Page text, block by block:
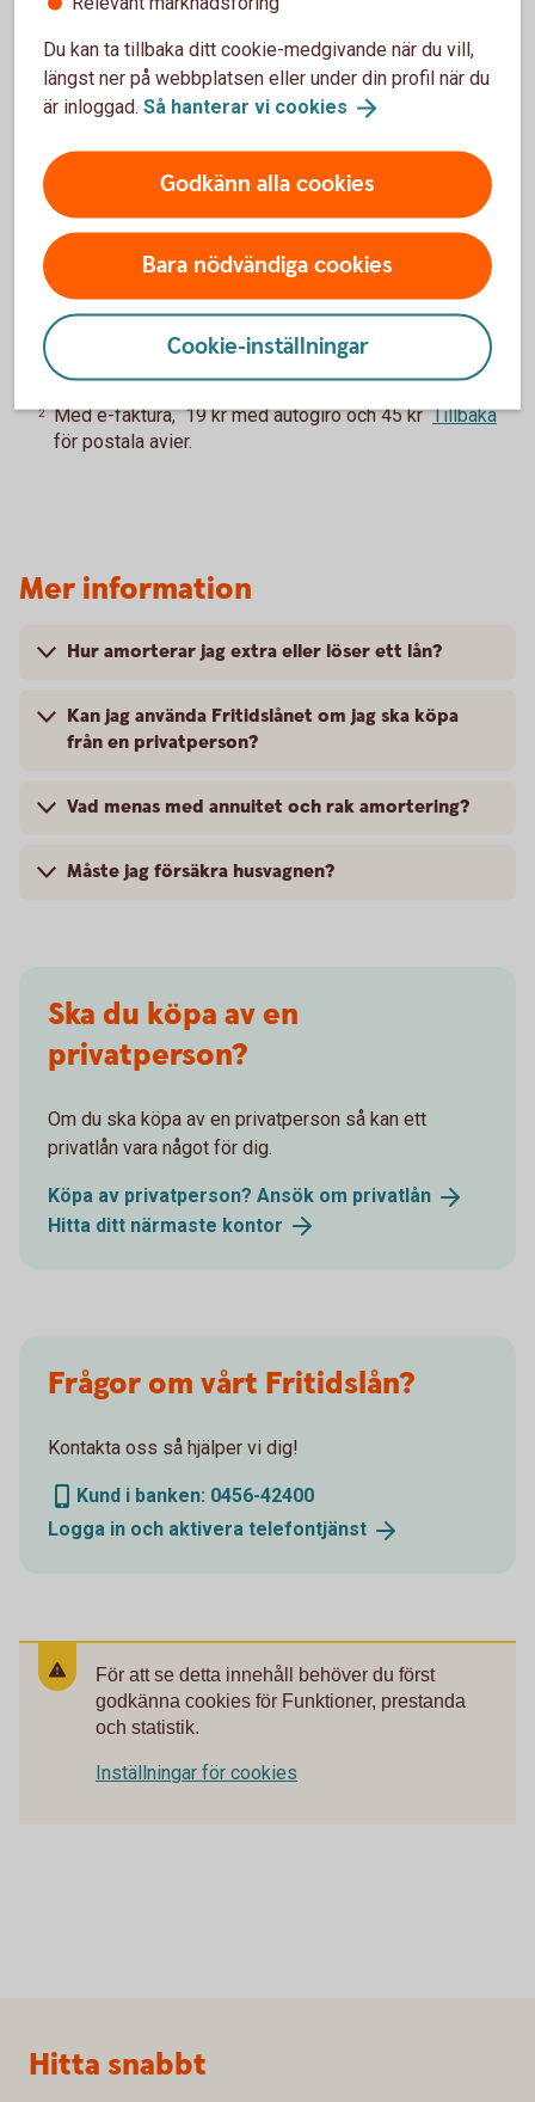
Uppläggningsavgift Nyckelkund
350 kr 1
Uppläggningsavgift
Aviseringsavgift
0 kr
1 Avgiften gäller om du är Nyckelkund. Tillbaka
2
Med e-faktura, 19 kr med autogiro och 45 kr
för postala avier.
Tillbaka
Mer information
Hur amorterar jag extra eller löser ett lån?
Kan jag använda Fritidslånet om jag ska köpa
från en privatperson?
Vad menas med annuitet och rak amortering?
Måste jag försäkra husvagnen?
Ska du köpa av en
privatperson?
Om du ska köpa av en privatperson så kan ett
privatlån vara något för dig.
Köpa av privatperson? Ansök om privatlån
Hitta ditt närmaste kontor
Frågor om vårt Fritidslån?
Kontakta oss så hjälper vi dig!
Kund i banken: 0456-42400
Logga in och aktivera telefontjänst
För att se detta innehåll behöver du först
godkänna cookies för Funktioner, prestanda
och statistik.
Inställningar för cookies
Du kan ta tillbaka ditt cookie-medgivande när du vill,
längst ner på webbplatsen eller under din profil när du
är inloggad. Så hanterar vi cookies
Godkänn alla cookies
Bara nödvändiga cookies
Cookie-inställningar
Sidfot
Hitta snabbt